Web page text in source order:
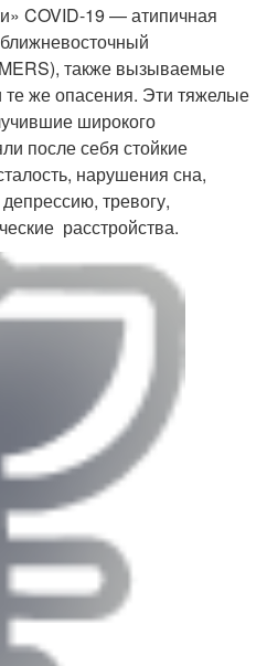
COVID-19 — атипичная
также вызываемые
же опасения. Эти тяжелые
широкого
после себя стойкие
нарушения сна,
тревогу,
расстройства.